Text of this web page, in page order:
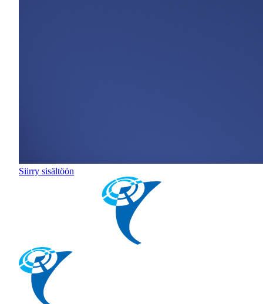
Siirry sisältöön